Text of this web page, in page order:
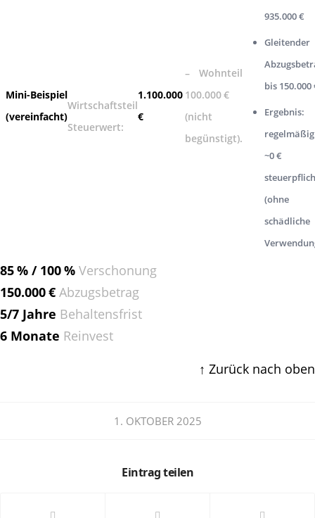
Mini-Beispiel
(vereinfacht)
Wirtschaftsteil
Steuerwert:
1.100.000
€
– Wohnteil
100.000 €
(nicht
begünstigt).
935.000 €
Gleitender
bis 150.000
Ergebnis:
regelmäßig
~0 €
(ohne
schädliche
85 % / 100 % Verschonung
150.000 € Abzugsbetrag
5/7 Jahre Behaltensfrist
6 Monate Reinvest
↑ Zurück nach oben
1. OKTOBER 2025
Eintrag teilen